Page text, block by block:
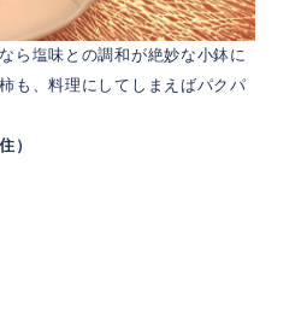
ら塩味との調和が絶妙な小鉢に
も、料理にしてしまえばパクパ
）